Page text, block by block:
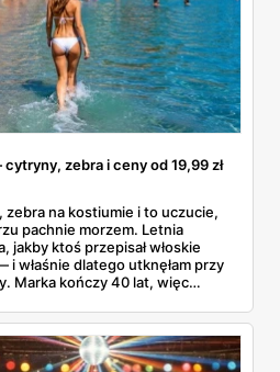
zebra i ceny od 19,99 zł
na kostiumie i to uczucie,
pachnie morzem. Letnia
jakby ktoś przepisał włoskie
i właśnie dlatego utknęłam przy
Marka kończy 40 lat, więc
kolory rodem z Capri i
Przejrzałam całość okiem
niż dużo.